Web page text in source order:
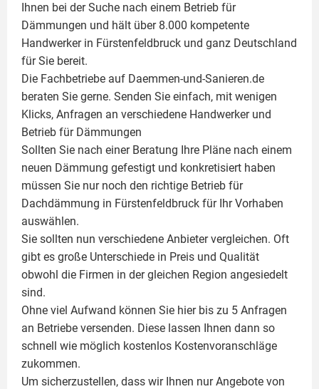
Ihnen bei der Suche nach einem Betrieb für
Dämmungen und hält über 8.000 kompetente
Handwerker in Fürstenfeldbruck und ganz Deutschland
für Sie bereit.
Die Fachbetriebe auf Daemmen-und-Sanieren.de
beraten Sie gerne. Senden Sie einfach, mit wenigen
Klicks, Anfragen an verschiedene Handwerker und
Betrieb für Dämmungen
Sollten Sie nach einer Beratung Ihre Pläne nach einem
neuen Dämmung gefestigt und konkretisiert haben
müssen Sie nur noch den richtige Betrieb für
Dachdämmung in Fürstenfeldbruck für Ihr Vorhaben
auswählen.
Sie sollten nun verschiedene Anbieter vergleichen. Oft
gibt es große Unterschiede in Preis und Qualität
obwohl die Firmen in der gleichen Region angesiedelt
sind.
Ohne viel Aufwand können Sie hier bis zu 5 Anfragen
an Betriebe versenden. Diese lassen Ihnen dann so
schnell wie möglich kostenlos Kostenvoranschläge
zukommen.
Um sicherzustellen, dass wir Ihnen nur Angebote von